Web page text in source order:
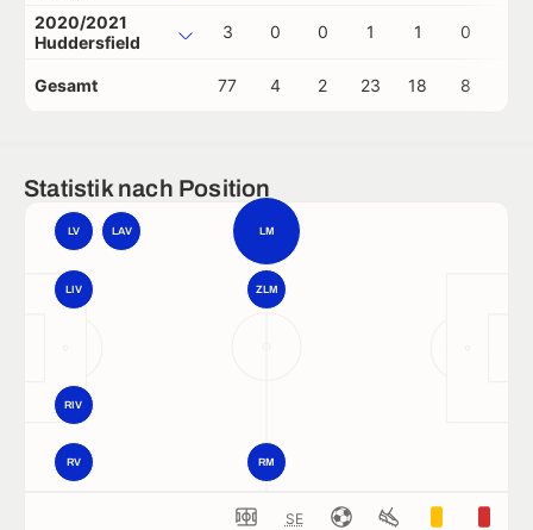
2020/2021
Huddersfield
3 0 0 1 1 0
Gesamt 77 4 2 23 18 8
Statistik nach Position
LM
RV
RIV
RM
LV LAV
LIV ZLM
SE